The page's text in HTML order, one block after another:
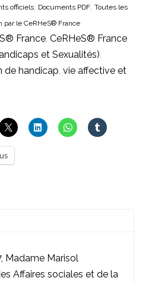
officiels, Documents PDF, Toutes les
par le CeRHeS® France
France, CeRHeS® France
et Sexualités),
de handicap, vie affective et
Madame Marisol
Affaires sociales et de la